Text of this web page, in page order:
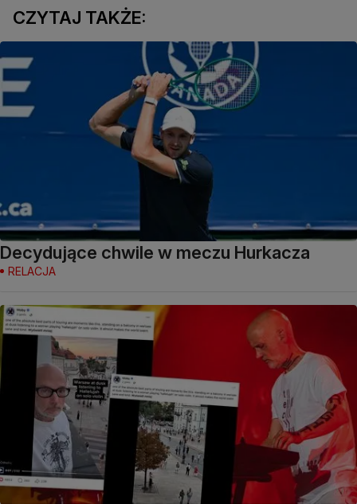
CZYTAJ TAKŻE:
Decydujące chwile w meczu Hurkacza
RELACJA